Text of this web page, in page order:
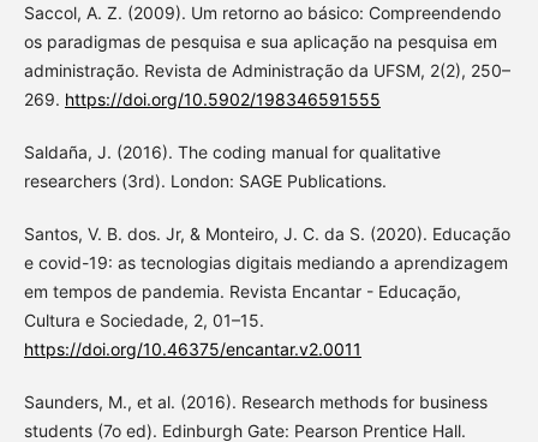
Saccol, A. Z. (2009). Um retorno ao básico: Compreendendo
os paradigmas de pesquisa e sua aplicação na pesquisa em
administração. Revista de Administração da UFSM, 2(2), 250–
269. https://doi.org/10.5902/198346591555
Saldaña, J. (2016). The coding manual for qualitative
researchers (3rd). London: SAGE Publications.
Santos, V. B. dos. Jr, & Monteiro, J. C. da S. (2020). Educação
e covid-19: as tecnologias digitais mediando a aprendizagem
em tempos de pandemia. Revista Encantar - Educação,
Cultura e Sociedade, 2, 01–15.
https://doi.org/10.46375/encantar.v2.0011
Saunders, M., et al. (2016). Research methods for business
students (7o ed). Edinburgh Gate: Pearson Prentice Hall.